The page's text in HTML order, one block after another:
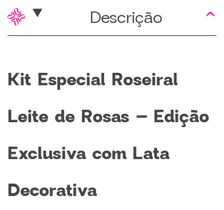
Descrição
Kit Especial Roseiral
Leite de Rosas – Edição
Exclusiva com Lata
Decorativa